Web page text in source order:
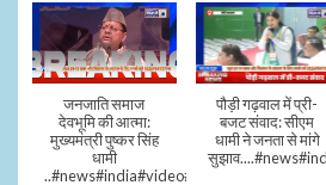
जनजाति समाज
देवभूमि की आत्मा:
मुख्यमंत्री पुष्कर सिंह
धामी
..#news#india#video#viral
पौड़ी गढ़वाल में प्री-
बजट संवाद: सीएम
धामी ने जनता से मांगे